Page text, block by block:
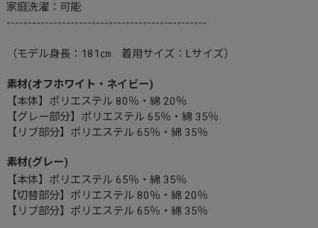
家庭洗濯：可能
-----------------------------------------------
（モデル身長：181㎝ 着用サイズ：Lサイズ）
素材(オフホワイト・ネイビー)
【本体】ポリエステル 80％・綿 20％
【グレー部分】ポリエステル 65％・綿 35％
【リブ部分】ポリエステル 65％・綿 35％
素材(グレー)
【本体】ポリエステル 65％・綿 35％
【切替部分】ポリエステル 80％・綿 20％
【リブ部分】ポリエステル 65％・綿 35％